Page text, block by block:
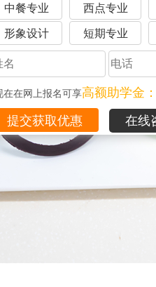
中餐专业 西点专业
形象设计 短期专业
在在网上报名可享高额助学金
在线